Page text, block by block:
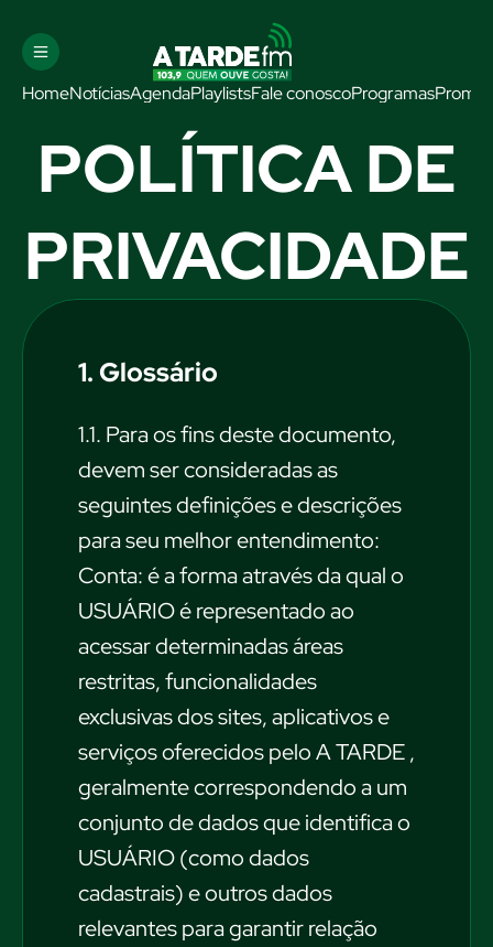
HomeNotíciasAgendaPlaylistsFale conoscoProgramas
POLÍTICA DE
PRIVACIDADE
1. Glossário
1.1. Para os fins deste documento,
devem ser consideradas as
seguintes definições e descrições
para seu melhor entendimento:
Conta: é a forma através da qual o
USUÁRIO é representado ao
acessar determinadas áreas
restritas, funcionalidades
exclusivas dos sites, aplicativos e
serviços oferecidos pelo A TARDE ,
geralmente correspondendo a um
conjunto de dados que identifica o
USUÁRIO (como dados
cadastrais) e outros dados
relevantes para garantir relação